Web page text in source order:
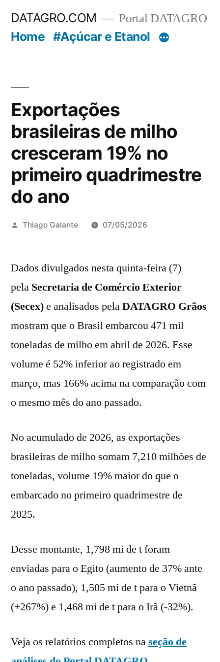
DATAGRO.COM Portal DATAGRO
Home #Açúcar e Etanol
Exportações
brasileiras de milho
cresceram 19% no
primeiro quadrimestre
do ano
Publicado
Thiago Galante 07/05/2026
Dados divulgados nesta quinta-feira (7)
pela Secretaria de Comércio Exterior
(Secex)e analisados pelaDATAGRO Grãos
mostram que o Brasil embarcou 471 mil
toneladas de milho em abril de 2026. Esse
volume é 52% inferior ao registrado em
março, mas 166% acima na comparação com
o mesmo mês do ano passado.
No acumulado de 2026, as exportações
brasileiras de milho somam 7,210 milhões de
toneladas, volume 19% maior do que o
embarcado no primeiro quadrimestre de
2025.
Desse montante, 1,798 mi de t foram
enviadas para o Egito (aumento de 37% ante
o ano passado), 1,505 mi de t para o Vietnã
(+267%) e 1,468 mi de t para o Irã (-32%).
Veja os relatórios completos naseção de